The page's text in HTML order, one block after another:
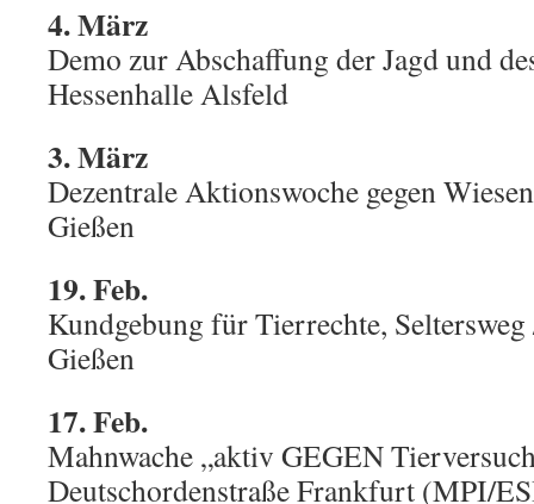
4. März
Demo zur Abschaffung der Jagd und
Hessenhalle Alsfeld
3. März
Dezentrale Aktionswoche gegen
Gießen
19. Feb.
Kundgebung für Tierrechte, Seltersweg
Gießen
17. Feb.
Mahnwache „aktiv GEGEN
Deutschordenstraße Frankfurt (MPI/